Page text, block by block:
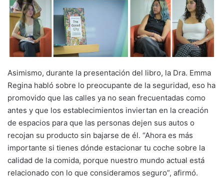
Asimismo, durante la presentación del libro, la Dra. Emma
Regina habló sobre lo preocupante de la seguridad, eso ha
promovido que las calles ya no sean frecuentadas como
antes y que los establecimientos inviertan en la creación
de espacios para que las personas dejen sus autos o
recojan su producto sin bajarse de él. “Ahora es más
importante si tienes dónde estacionar tu coche sobre la
calidad de la comida, porque nuestro mundo actual está
relacionado con lo que consideramos seguro”, afirmó.